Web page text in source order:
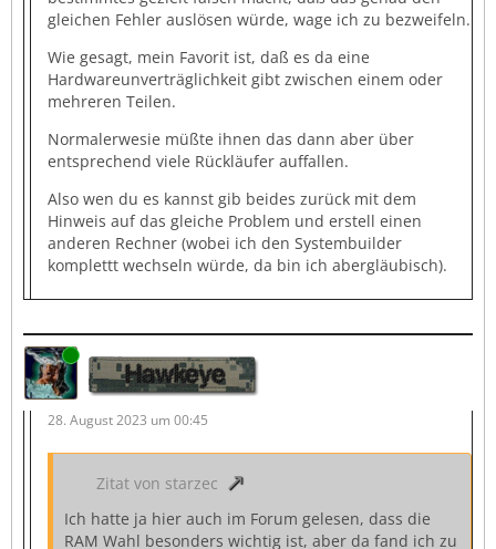
gleichen Fehler auslösen würde, wage ich zu bezweifeln.
Wie gesagt, mein Favorit ist, daß es da eine
Hardwareunverträglichkeit gibt zwischen einem oder
mehreren Teilen.
Normalerwesie müßte ihnen das dann aber über
entsprechend viele Rückläufer auffallen.
Also wen du es kannst gib beides zurück mit dem
Hinweis auf das gleiche Problem und erstell einen
anderen Rechner (wobei ich den Systembuilder
komplettt wechseln würde, da bin ich abergläubisch).
Online
Hawkeye
28. August 2023 um 00:45
Zitat von starzec
Ich hatte ja hier auch im Forum gelesen, dass die
RAM Wahl besonders wichtig ist, aber da fand ich zu